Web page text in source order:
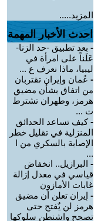
المزيد.....
احدث الأخبار المهمة
- بعد تطبيق -حد الزنا-
عَلَناً على امرأة في
ليبيا، ماذا نعرف ع ...
- عُمان وإيران تقتربان
من اتفاق بشأن مضيق
هرمز، وطهران تشترط
ت ...
-كيف تساعد الحدائق
المنزلية في تقليل خطر
الإصابة بالسكري من ا
...
- البرازيل.. انخفاض
قياسي في معدل إزالة
غابات الأمازون
- إيران تعلن أن مضيق
هرمز لن يٌفتح حتى
تصحح واشنطن سلوكها